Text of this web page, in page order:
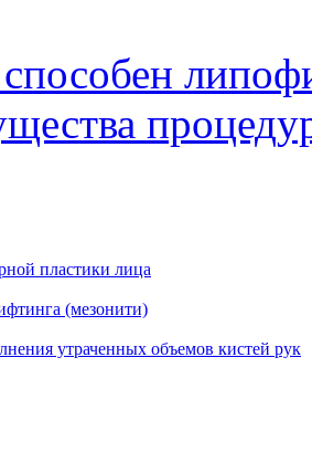
пластики лица
(мезонити)
утраченных объемов кистей рук